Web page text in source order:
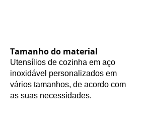
Tamanho do material
Utensílios de cozinha em aço
inoxidável personalizados em
vários tamanhos, de acordo com
as suas necessidades.